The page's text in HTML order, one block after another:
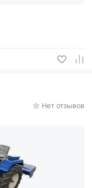
Нет отзывов